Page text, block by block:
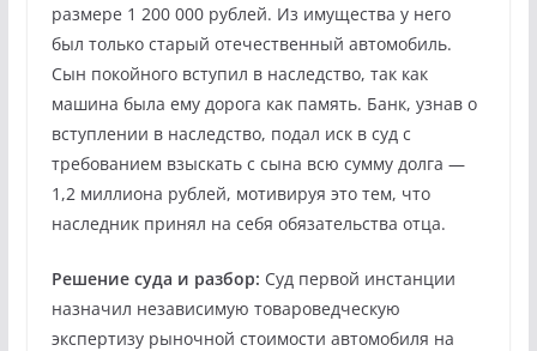
размере 1 200 000 рублей. Из имущества у него
был только старый отечественный автомобиль.
Сын покойного вступил в наследство, так как
машина была ему дорога как память. Банк, узнав о
вступлении в наследство, подал иск в суд с
требованием взыскать с сына всю сумму долга —
1,2 миллиона рублей, мотивируя это тем, что
наследник принял на себя обязательства отца.
Решение суда и разбор: Суд первой инстанции
назначил независимую товароведческую
экспертизу рыночной стоимости автомобиля на